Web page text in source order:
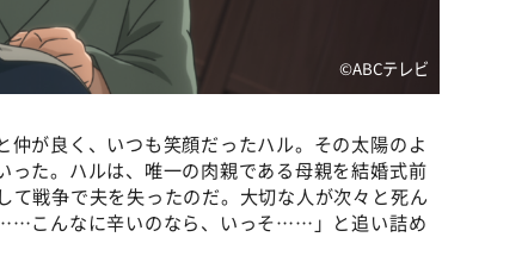
©️ABCテレビ
が良く、いつも笑顔だったハル。その太陽のよ
った。ハルは、唯一の肉親である母親を結婚式前
て戦争で夫を失ったのだ。大切な人が次々と死ん
こんなに辛いのなら、いっそ……」と追い詰め